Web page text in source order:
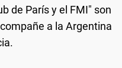
de París y el FMI" son
a la Argentina